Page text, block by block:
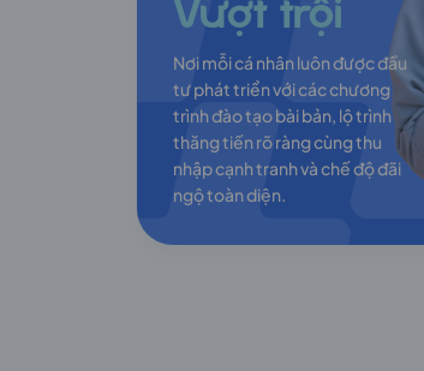
Nơi mỗi cá nhân luôn được đầu
tư phát triển với các chương
trình đào tạo bài bản, lộ trình
thăng tiến rõ ràng cùng thu
nhập cạnh tranh và chế độ đãi
ngộ toàn diện.